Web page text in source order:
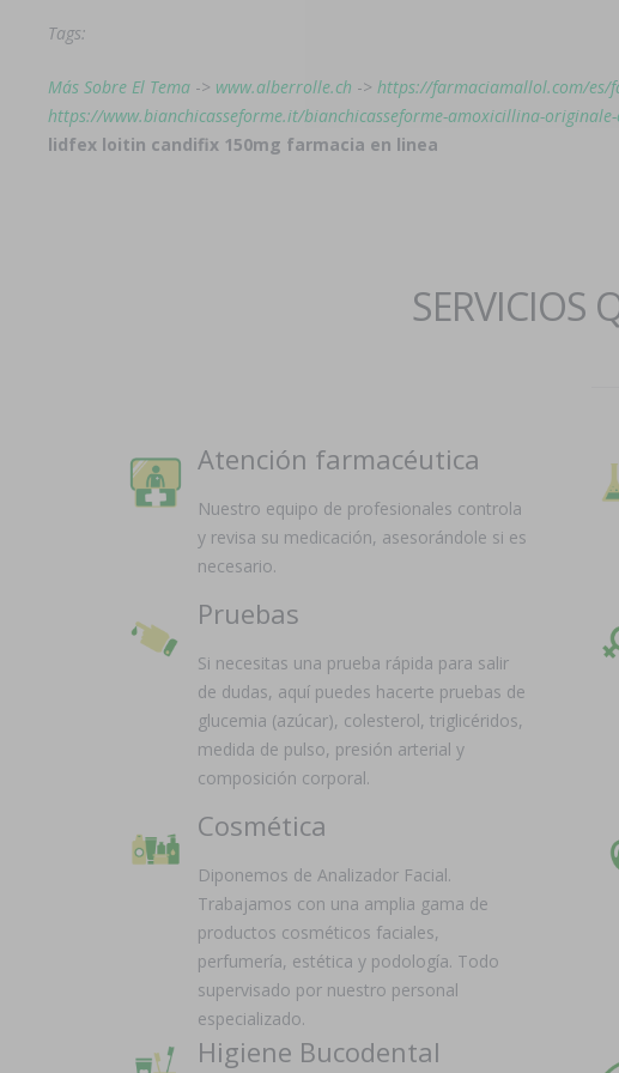
Tags:
Más Sobre El Tema -> www.alberrolle.ch -> https://farmaciamallol.com/es/
https://www.bianchicasseforme.it/bianchicasseforme-amoxicillina-
lidfex loitin candifix 150mg farmacia en linea
SERVICIOS
Atención farmacéutica
Nuestro equipo de profesionales controla
y revisa su medicación, asesorándole si es
necesario.
Pruebas
Si necesitas una prueba rápida para salir
de dudas, aquí puedes hacerte pruebas de
glucemia (azúcar), colesterol, triglicéridos,
medida de pulso, presión arterial y
composición corporal.
Cosmética
Diponemos de Analizador Facial.
Trabajamos con una amplia gama de
productos cosméticos faciales,
perfumería, estética y podología. Todo
supervisado por nuestro personal
especializado.
Higiene Bucodental